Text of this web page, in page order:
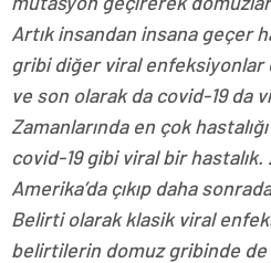
Artık insandan insana geçer
gribi diğer viral
ve son olarak da covid-19 da
Zamanlarında en çok
covid-19 gibi viral bir hastalık.
Amerika’da çıkıp daha
Belirti olarak klasik viral
belirtilerin domuz gribinde